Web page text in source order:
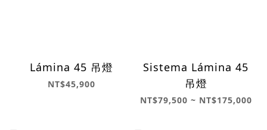
Lámina 45 吊燈
NT$45,900
Sistema Lámina 45
吊燈
NT$79,500 ~ NT$175,000